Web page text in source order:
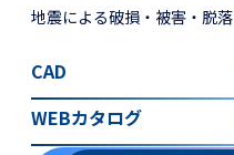
地震による破損・被害・脱落
CAD
WEBカタログ